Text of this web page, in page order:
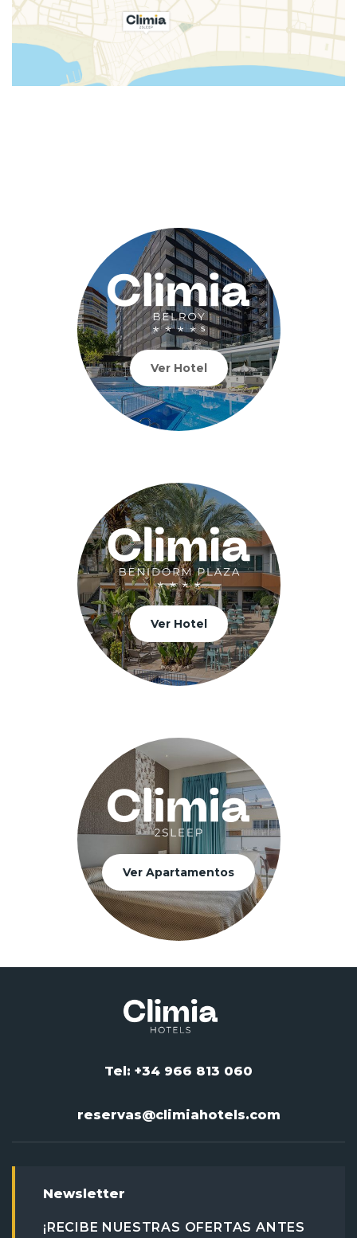
Ver Hotel
Ver Hotel
Ver Apartamentos
Tel: +34 966 813 060
reservas@climiahotels.com
Newsletter
¡RECIBE NUESTRAS OFERTAS ANTES